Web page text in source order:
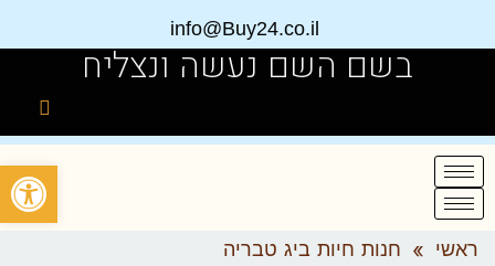
info@Buy24.co.il
בשם השם נעשה ונצליח
ראשי » חנות חיות ביג טבריה